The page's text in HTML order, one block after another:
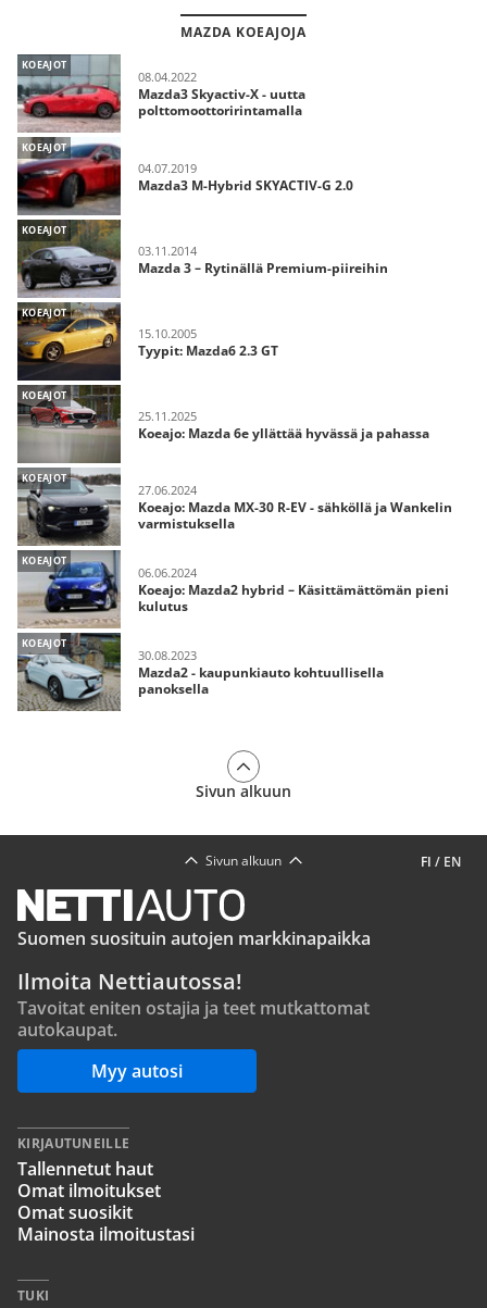
MAZDA KOEAJOJA
KOEAJOT
08.04.2022
Mazda3 Skyactiv-X - uutta
polttomoottoririntamalla
KOEAJOT
04.07.2019
Mazda3 M-Hybrid SKYACTIV-G 2.0
KOEAJOT
03.11.2014
Mazda 3 – Rytinällä Premium-piireihin
KOEAJOT
15.10.2005
Tyypit: Mazda6 2.3 GT
KOEAJOT
25.11.2025
Koeajo: Mazda 6e yllättää hyvässä ja pahassa
KOEAJOT
27.06.2024
Koeajo: Mazda MX-30 R-EV - sähköllä ja Wankelin
varmistuksella
KOEAJOT
06.06.2024
Koeajo: Mazda2 hybrid – Käsittämättömän pieni
kulutus
KOEAJOT
30.08.2023
Mazda2 - kaupunkiauto kohtuullisella
panoksella
Sivun alkuun
FI / EN
Sivun alkuun
Suomen suosituin autojen markkinapaikka
Ilmoita Nettiautossa!
Tavoitat eniten ostajia ja teet mutkattomat
autokaupat.
Myy autosi
KIRJAUTUNEILLE
Tallennetut haut
Omat ilmoitukset
Omat suosikit
Mainosta ilmoitustasi
TUKI